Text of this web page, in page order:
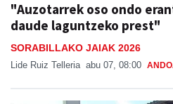
"Auzotarrek oso ondo
daude laguntzeko prest"
SORABILLAKO JAIAK 2026
Lide Ruiz Telleria abu 07, 08:00